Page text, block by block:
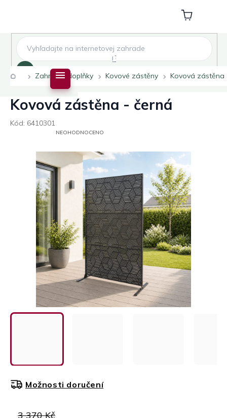
Nákupní
košík
DomůZahradní doplňky Kovové zástěny Kovová zástěna
Kovová zástěna - černá
Kód: 6410301
PRŮMĚRNÉ
HVĚZDIČEK.
NEOHODNOCENO
3 370 Kč
Možnosti doručení